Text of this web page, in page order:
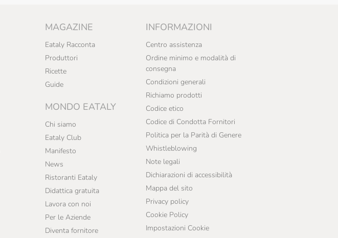
MAGAZINE
Eataly Racconta
Produttori
Ricette
Guide
MONDO EATALY
Chi siamo
Eataly Club
Manifesto
News
Ristoranti Eataly
Didattica gratuita
Lavora con noi
Per le Aziende
Diventa fornitore
INFORMAZIONI
Centro assistenza
Ordine minimo e modalità di
consegna
Condizioni generali
Richiamo prodotti
Codice etico
Codice di Condotta Fornitori
Politica per la Parità di Genere
Whistleblowing
Note legali
Dichiarazioni di accessibilità
Mappa del sito
Privacy policy
Cookie Policy
Impostazioni Cookie